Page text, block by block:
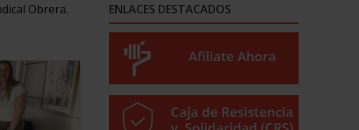
Obrera. ENLACES DESTACADOS